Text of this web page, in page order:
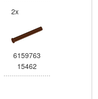
2x
6159763
15462